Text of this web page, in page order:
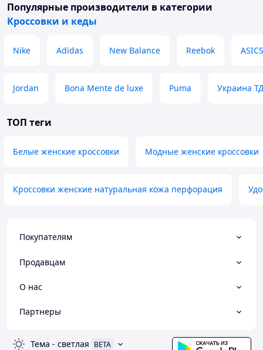
Популярные производители в категории
Кроссовки и кеды
Nike Adidas New Balance Reebok ASICS
Jordan Bona Mente de luxe Puma Украина
ТОП теги
Белые женские кроссовки Модные женские кроссовки
Кроссовки женские натуральная кожа перфорация
Покупателям
Продавцам
О нас
Партнеры
Тема - светлая BETA